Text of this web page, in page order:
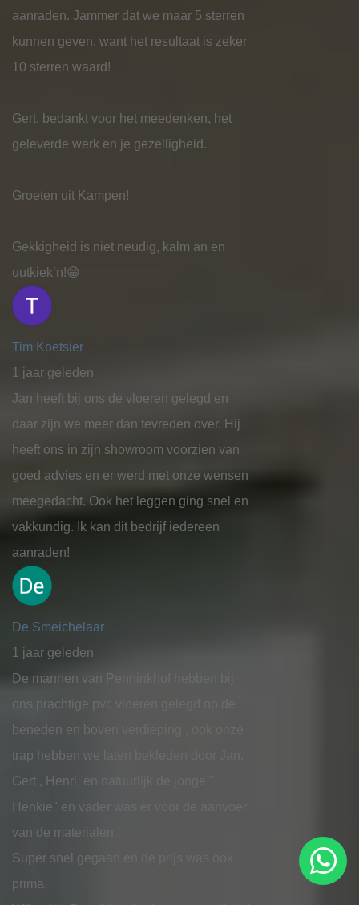
aanraden. Jammer dat we maar 5 sterren
kunnen geven, want het resultaat is zeker
10 sterren waard!
Gert, bedankt voor het meedenken, het
geleverde werk en je gezelligheid.
Groeten uit Kampen!
Gekkigheid is niet neudig, kalm an en
uutkiek’n!😁
Tim Koetsier
1 jaar geleden
Jan heeft bij ons de vloeren gelegd en
daar zijn we meer dan tevreden over. Hij
heeft ons in zijn showroom voorzien van
goed advies en er werd met onze wensen
meegedacht. Ook het leggen ging snel en
vakkundig. Ik kan dit bedrijf iedereen
aanraden!
De Smeichelaar
1 jaar geleden
De mannen van Penninkhof hebben bij
ons prachtige pvc vloeren gelegd op de
beneden en boven verdieping , ook onze
trap hebben we laten bekleden door Jan,
Gert , Henri, en natuurlijk de jonge "
Henkie" en vader was er voor de aanvoer
van de materialen .
Super snel gegaan en de prijs was ook
prima.